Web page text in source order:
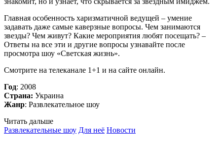
Главная особенность харизматичной ведущей – умение
задавать даже самые каверзные вопросы. Чем занимаются
звезды? Чем живут? Какие мероприятия любят посещать? –
Ответы на все эти и другие вопросы узнавайте после
просмотра шоу «Светская жизнь».
Смотрите на телеканале 1+1 и на сайте онлайн.
Год: 2008
Страна: Украина
Жанр: Развлекательное шоу
Читать дальше
Развлекательные шоу Для неё Новости